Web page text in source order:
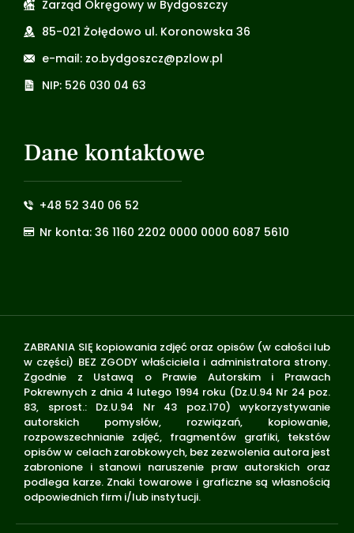
Zarząd Okręgowy w Bydgoszczy
85-021 Żołędowo ul. Koronowska 36
e-mail: zo.bydgoszcz@pzlow.pl
NIP: 526 030 04 63
Dane kontaktowe
+48 52 340 06 52
Nr konta: 36 1160 2202 0000 0000 6087 5610
ZABRANIA SIĘ kopiowania zdjęć oraz opisów (w całości lub
w części) BEZ ZGODY właściciela i administratora strony.
Zgodnie z Ustawą o Prawie Autorskim i Prawach
Pokrewnych z dnia 4 lutego 1994 roku (Dz.U.94 Nr 24 poz.
83, sprost.: Dz.U.94 Nr 43 poz.170) wykorzystywanie
autorskich pomysłów, rozwiązań, kopiowanie,
rozpowszechnianie zdjęć, fragmentów grafiki, tekstów
opisów w celach zarobkowych, bez zezwolenia autora jest
zabronione i stanowi naruszenie praw autorskich oraz
podlega karze. Znaki towarowe i graficzne są własnością
odpowiednich firm i/lub instytucji.